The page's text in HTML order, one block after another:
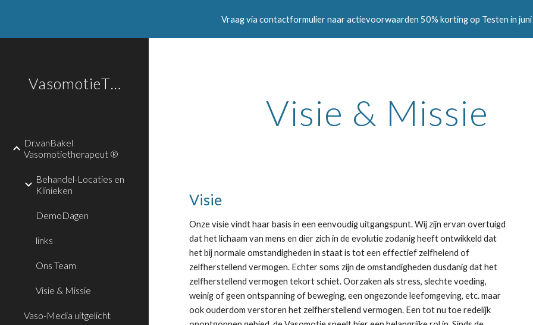
Skip to main content Skip to
Vraag via contactformulier naar actievoorwaarden 50% korting op Testen in
VasomotieTherapie
Dr.vanBakel
Vasomotietherapeut ®
Behandel-Locaties en
Klinieken
DemoDagen
links
Ons Team
Visie & Missie
Vaso-Media uitgelicht
Visie & Missie
Visie
Onze visie vindt haar basis in een eenvoudig uitgangspunt. Wij zijn ervan overtuigd
dat het lichaam van mens en dier zich in de evolutie zodanig heeft ontwikkeld dat
het bij normale omstandigheden in staat is tot een effectief zelfhelend of
zelfherstellend vermogen. Echter soms zijn de omstandigheden dusdanig dat het
zelfherstellend vermogen tekort schiet. Oorzaken als stress, slechte voeding,
weinig of geen ontspanning of beweging, een ongezonde leefomgeving, etc. maar
ook ouderdom verstoren het zelfherstellend vermogen. Een tot nu toe redelijk